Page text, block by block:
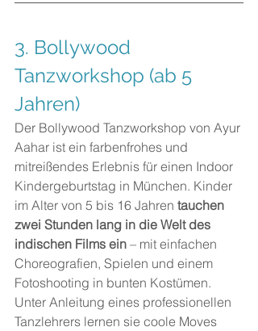
3. Bollywood
Tanzworkshop (ab 5
Jahren)
Der Bollywood Tanzworkshop von Ayur
Aahar ist ein farbenfrohes und
mitreißendes Erlebnis für einen Indoor
Kindergeburtstag in München. Kinder
im Alter von 5 bis 16 Jahren tauchen
zwei Stunden lang in die Welt des
indischen Films ein – mit einfachen
Choreografien, Spielen und einem
Fotoshooting in bunten Kostümen.
Unter Anleitung eines professionellen
Tanzlehrers lernen sie coole Moves